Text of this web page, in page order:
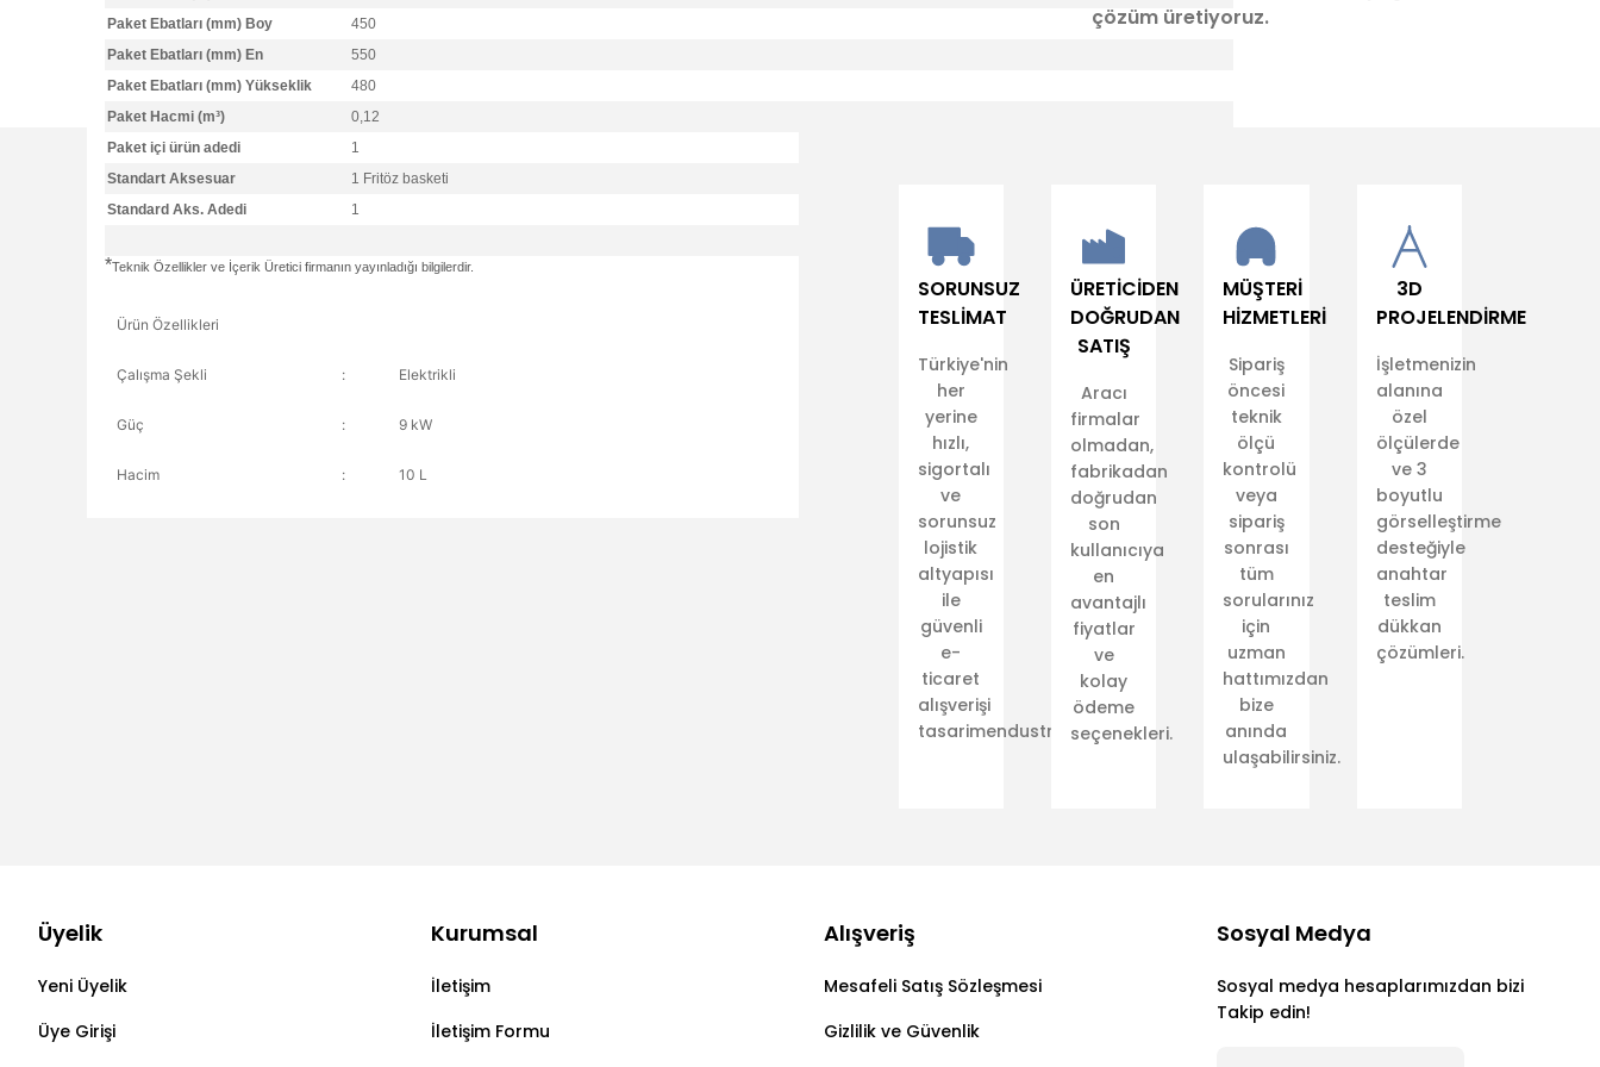
Paket Ebatları (mm) Boy
450
Paket Ebatları (mm) En
550
Paket Ebatları (mm) Yükseklik
480
Paket Hacmi (m³)
0,12
Paket içi ürün adedi
1
Standart Aksesuar
1 Fritöz basketi
Standard Aks. Adedi
1
*Teknik Özellikler ve İçerik Üretici firmanın yayınladığı bilgilerdir.
Ürün Özellikleri
Çalışma Şekli : Elektrikli
Güç : 9 kW
Hacim : 10 L
çözüm üretiyoruz.
SORUNSUZ
TESLİMAT
Türkiye'nin
her
yerine
hızlı,
sigortalı
ve
sorunsuz
lojistik
altyapısı
ile
güvenli
e-
ticaret
alışverişi
tasarimendustriyel.com'da.
ÜRETİCİDEN
DOĞRUDAN
SATIŞ
Aracı
firmalar
olmadan,
fabrikadan
doğrudan
son
kullanıcıya
en
avantajlı
fiyatlar
ve
kolay
ödeme
seçenekleri.
MÜŞTERİ
HİZMETLERİ
Sipariş
öncesi
teknik
ölçü
kontrolü
veya
sipariş
sonrası
tüm
sorularınız
için
uzman
hattımızdan
bize
anında
ulaşabilirsiniz.
3D
PROJELENDİRME
İşletmenizin
alanına
özel
ölçülerde
ve 3
boyutlu
görselleştirme
desteğiyle
anahtar
teslim
dükkan
çözümleri.
Üyelik
Yeni Üyelik
Üye Girişi
Kurumsal
İletişim
İletişim Formu
Alışveriş
Mesafeli Satış Sözleşmesi
Gizlilik ve Güvenlik
Sosyal Medya
Sosyal medya hesaplarımızdan bizi
Takip edin!